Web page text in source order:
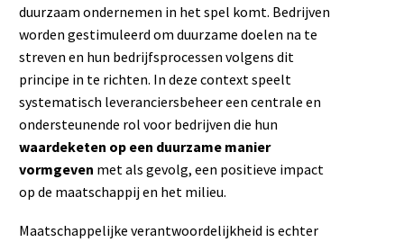
duurzaam ondernemen in het spel komt. Bedrijven
worden gestimuleerd om duurzame doelen na te
streven en hun bedrijfsprocessen volgens dit
principe in te richten. In deze context speelt
systematisch leveranciersbeheer een centrale en
ondersteunende rol voor bedrijven die hun
waardeketen op een duurzame manier
vormgeven met als gevolg, een positieve impact
op de maatschappij en het milieu.
Maatschappelijke verantwoordelijkheid is echter